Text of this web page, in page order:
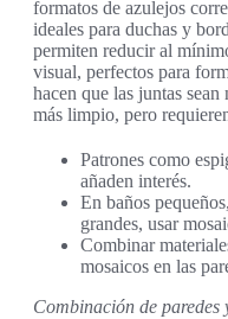
formatos de azulejos
ideales para duchas y
permiten reducir al
visual, perfectos para
hacen que las juntas
más limpio, pero
Patrones como
añaden interés.
En baños
grandes, usar
Combinar
mosaicos en las
Combinación de paredes